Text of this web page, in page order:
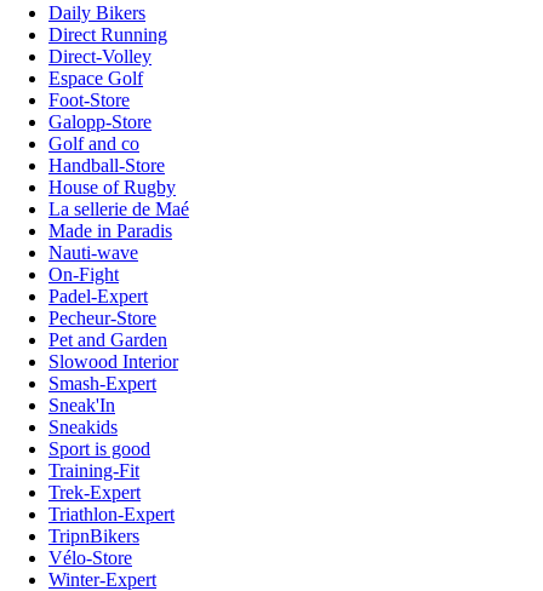
Daily Bikers
Direct Running
Direct-Volley
Espace Golf
Foot-Store
Galopp-Store
Golf and co
Handball-Store
House of Rugby
La sellerie de Maé
Made in Paradis
Nauti-wave
On-Fight
Padel-Expert
Pecheur-Store
Pet and Garden
Slowood Interior
Smash-Expert
Sneak'In
Sneakids
Sport is good
Training-Fit
Trek-Expert
Triathlon-Expert
TripnBikers
Vélo-Store
Winter-Expert